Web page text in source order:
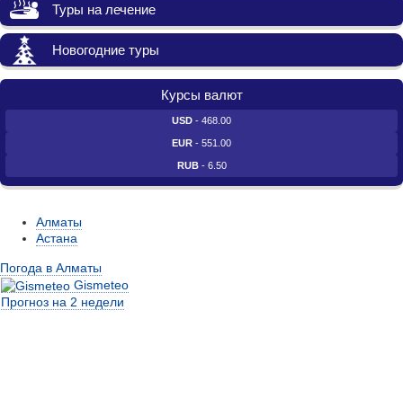
Туры на лечение
Новогодние туры
Курсы валют
USD - 468.00
EUR - 551.00
RUB- 6.50
Алматы
Астана
Погода в Алматы
Gismeteo
Прогноз на 2 недели